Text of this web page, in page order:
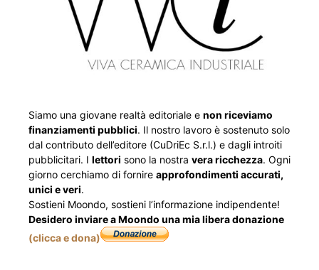
Siamo una giovane realtà editoriale e non riceviamo
finanziamenti pubblici. Il nostro lavoro è sostenuto solo
dal contributo dell’editore (CuDriEc S.r.l.) e dagli introiti
pubblicitari. I lettori sono la nostra vera ricchezza. Ogni
giorno cerchiamo di fornire approfondimenti accurati,
unici e veri.
Sostieni Moondo, sostieni l’informazione indipendente!
Desidero inviare a Moondo una mia libera donazione
(clicca e dona)